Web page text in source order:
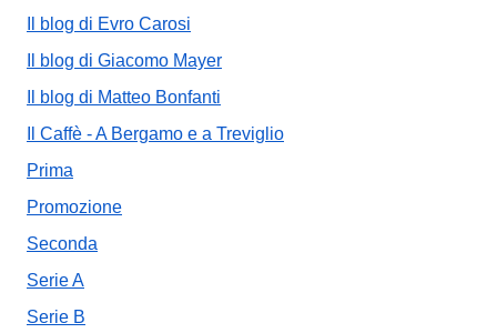
Il blog di Evro Carosi
Il blog di Giacomo Mayer
Il blog di Matteo Bonfanti
Il Caffè - A Bergamo e a Treviglio
Prima
Promozione
Seconda
Serie A
Serie B